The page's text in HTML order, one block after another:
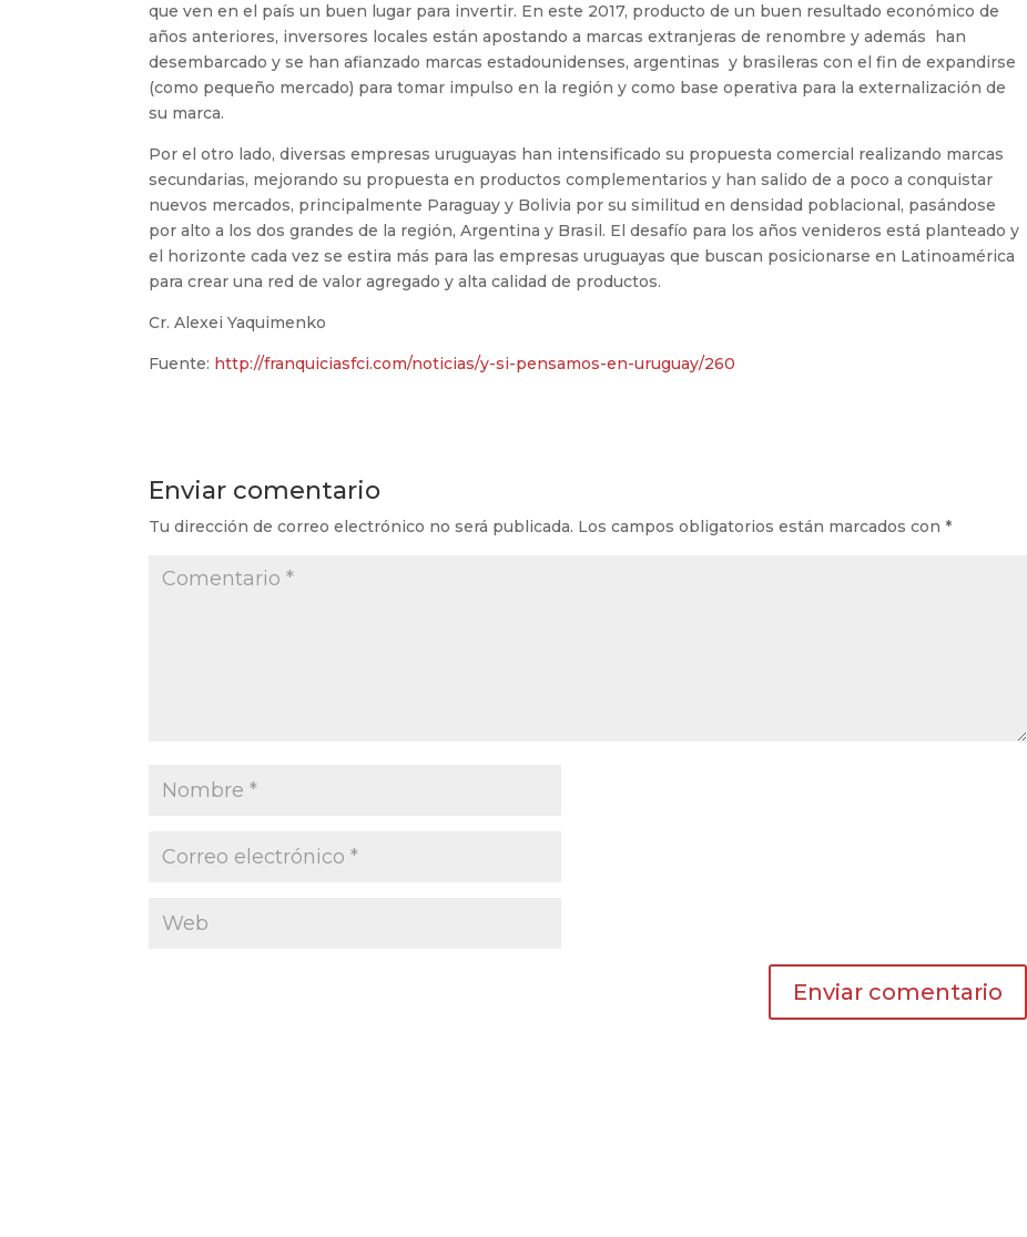
que ven en el país un buen lugar para invertir. En este 2017, producto de un buen resultado económico de
años anteriores, inversores locales están apostando a marcas extranjeras de renombre y además han
desembarcado y se han afianzado marcas estadounidenses, argentinas y brasileras con el fin de expandirse
(como pequeño mercado) para tomar impulso en la región y como base operativa para la externalización de
su marca.
Por el otro lado, diversas empresas uruguayas han intensificado su propuesta comercial realizando marcas
secundarias, mejorando su propuesta en productos complementarios y han salido de a poco a conquistar
nuevos mercados, principalmente Paraguay y Bolivia por su similitud en densidad poblacional, pasándose
por alto a los dos grandes de la región, Argentina y Brasil. El desafío para los años venideros está planteado y
el horizonte cada vez se estira más para las empresas uruguayas que buscan posicionarse en Latinoamérica
para crear una red de valor agregado y alta calidad de productos.
Cr. Alexei Yaquimenko
Fuente: http://franquiciasfci.com/noticias/y-si-pensamos-en-uruguay/260
Enviar comentario
Tu dirección de correo electrónico no será publicada. Los campos obligatorios están marcados con*